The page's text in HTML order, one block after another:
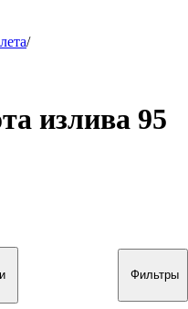
/
излива 95
Фильтры